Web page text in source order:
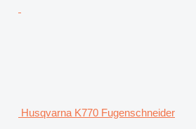
Husqvarna K770 Fugenschneider